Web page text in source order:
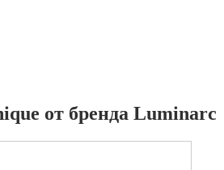
от бренда Luminarc